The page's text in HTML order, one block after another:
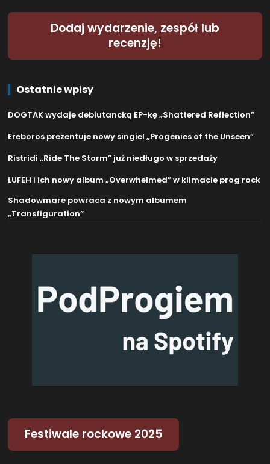
Dodaj wydarzenie, zespół lub
recenzję!
Ostatnie wpisy
DOGTAK wydaje debiutancką EP-kę „Shattered Reflection”
Ereboros prezentuje nowy singiel „Progenies of the Unseen”
Ristridi „Ride The Storm” już niedługo w sprzedaży
LUFEH i ich nowy album „Overwhelmed” w klimacie prog rock
Shadowmare powraca z nowym albumem
„Transfiguration”
Festiwale rockowe 2025